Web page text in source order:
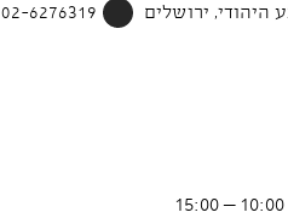
02-6276319 ,052-4002478